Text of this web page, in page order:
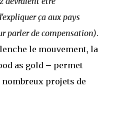
ça aux pays
parler de compensation).
le mouvement, la
as gold – permet
projets de